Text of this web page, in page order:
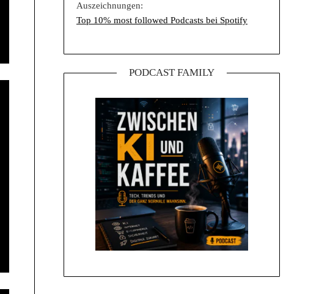
Auszeichnungen:
Top 10% most followed Podcasts bei Spotify
PODCAST FAMILY